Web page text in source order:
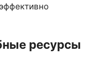
ресурсы